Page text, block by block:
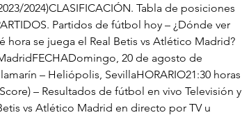
2024)CLASIFICACIÓN. Tabla de posiciones
Partidos de fútbol hoy – ¿Dónde ver
hora se juega el Real Betis vs Atlético Madrid?
20 de agosto de
– Heliópolis, SevillaHORARIO21:30 horas
– Resultados de fútbol en vivo Televisión y
vs Atlético Madrid en directo por TV u